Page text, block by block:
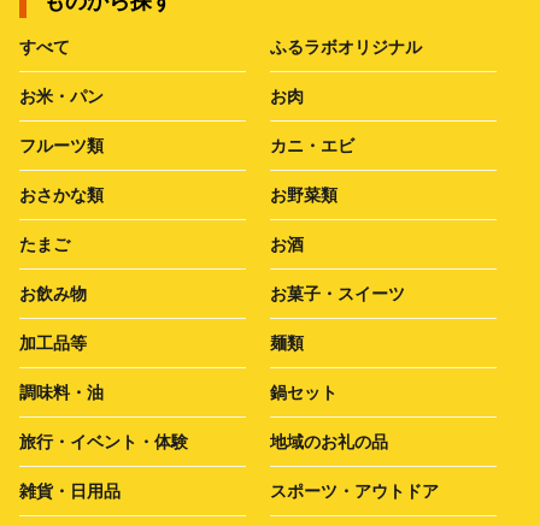
すべて ふるラボオリジナル
お米・パン お肉
フルーツ類 カニ・エビ
おさかな類 お野菜類
たまご お酒
お飲み物 お菓子・スイーツ
加工品等 麺類
調味料・油 鍋セット
旅行・イベント・体験 地域のお礼の品
雑貨・日用品 スポーツ・アウトドア